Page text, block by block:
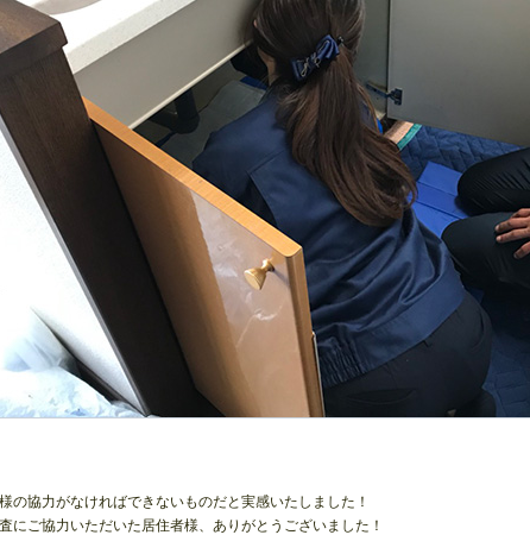
の協力がなければできないものだと実感いたしました！
にご協力いただいた居住者様、ありがとうございました！